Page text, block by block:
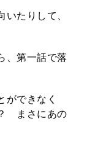
たりして、
、第一話で落
ができなく
まさにあの